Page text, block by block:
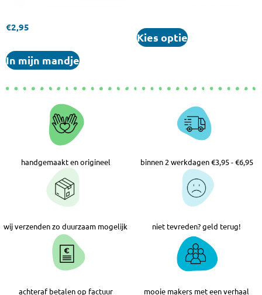
€2,95
In mijn mandje
Kies optie
handgemaakt en origineel binnen 2 werkdagen €3,95 - €6,95
wij verzenden zo duurzaam mogelijk niet tevreden? geld terug!
achteraf betalen op factuur mooie makers met een verhaal